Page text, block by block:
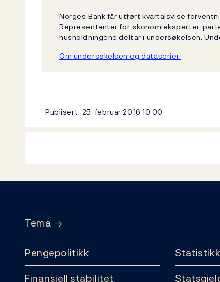
Norges Bank får utført kvartalsvise
Representanter for økonomieksperter,
husholdningene deltar i undersøkelsen.
Om undersøkelsen og dataserier.
Publisert 25. februar 201610:00
Tema
Pengepolitikk
Finansiell stabilitet
Statistikk